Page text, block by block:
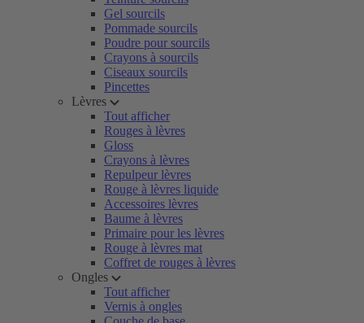
Gel sourcils
Pommade sourcils
Poudre pour sourcils
Crayons à sourcils
Ciseaux sourcils
Pincettes
Lèvres
Tout afficher
Rouges à lèvres
Gloss
Crayons à lèvres
Repulpeur lèvres
Rouge à lèvres liquide
Accessoires lèvres
Baume à lèvres
Primaire pour les lèvres
Rouge à lèvres mat
Coffret de rouges à lèvres
Ongles
Tout afficher
Vernis à ongles